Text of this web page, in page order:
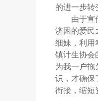
的进一步转
由于宣传
济困的爱民
细妹，利用
镇计生协会
为我一户拖
识，才确保
衔接，缩短